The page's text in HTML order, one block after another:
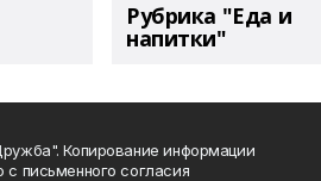
Рубрика "Еда и
напитки"
Копирование информации
с письменного согласия